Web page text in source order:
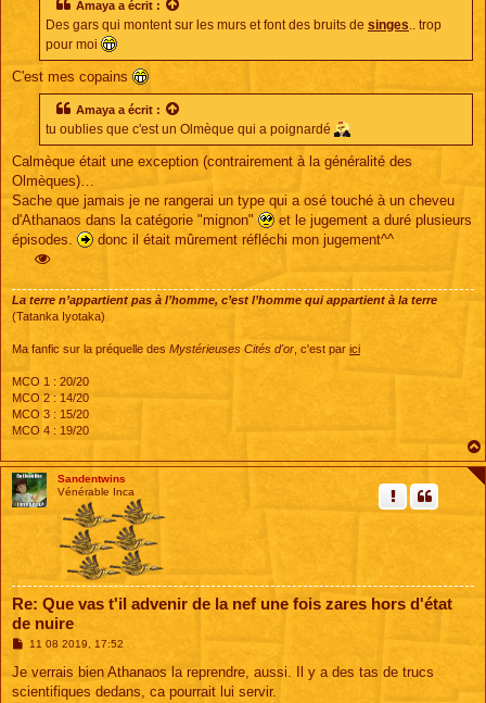
Amaya a écrit :
Des gars qui montent sur les murs et font des bruits de singes .. trop
pour moi
C'est mes copains
Amaya a écrit :
tu oublies que c'est un Olmèque qui a poignardé
Calmèque était une exception (contrairement à la généralité des
Olmèques)…
Sache que jamais je ne rangerai un type qui a osé touché à un cheveu
d'Athanaos dans la catégorie "mignon"
et le jugement a duré plusieurs
épisodes.
donc il était mûrement réfléchi mon jugement^^
La terre n’appartient pas à l’homme, c’est l’homme qui appartient à la terre
(Tatanka Iyotaka)
Ma fanfic sur la préquelle des Mystérieuses Cités d'or , c'est par ici
MCO 1 : 20/20
MCO 2 : 14/20
MCO 3 : 15/20
MCO 4 : 19/20
Sandentwins
Vénérable Inca
Re: Que vas t'il advenir de la nef une fois zares hors d'état
de nuire
M
s
a
11 08 2019, 17:52
Je verrais bien Athanaos la reprendre, aussi. Il y a des tas de trucs
scientifiques dedans, ca pourrait lui servir.